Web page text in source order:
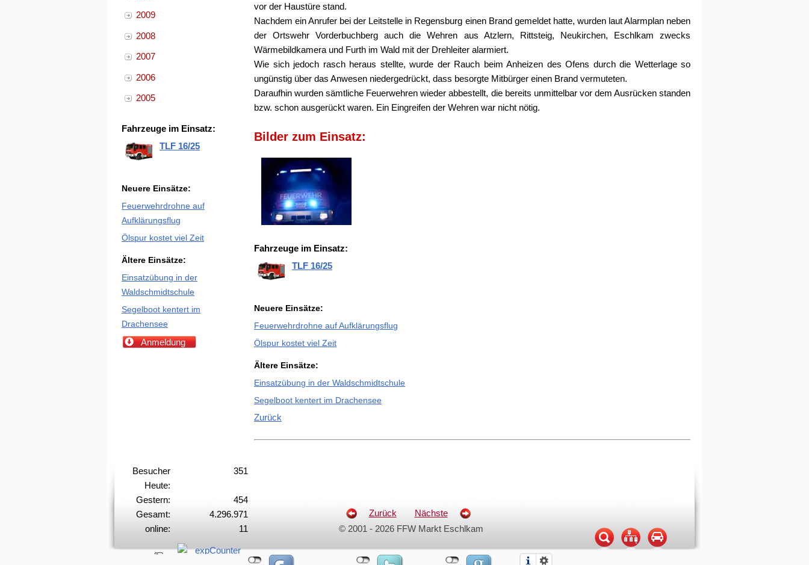
vor der Haustüre stand.
Nachdem ein Anrufer bei der Leitstelle in Regensburg einen Brand gemeldet hatte, wurden laut Alarmplan neben
der Ortswehr Vorderbuchberg auch die Wehren aus Atzlern, Rittsteig, Neukirchen, Eschlkam zwecks
Wärmebildkamera und Furth im Wald mit der Drehleiter alarmiert.
Wie sich jedoch rasch heraus stellte, wurde der Rauch beim Anheizen des Ofens durch die Wetterlage so
ungünstig über das Anwesen niedergedrückt, dass besorgte Mitbürger einen Brand vermuteten.
Daraufhin wurden sämtliche Feuerwehren wieder abbestellt, die bereits unmittelbar vor dem Ausrücken standen
bzw. schon ausgerückt waren. Ein Eingreifen der Wehren war nicht nötig.
Bilder zum Einsatz:
Fahrzeuge im Einsatz:
TLF 16/25
Neuere Einsätze:
Feuerwehrdrohne auf Aufklärungsflug
Ölspur kostet viel Zeit
Ältere Einsätze:
Einsatzübung in der Waldschmidtschule
Segelboot kentert im Drachensee
Zurück
2009
2008
2007
2006
2005
Fahrzeuge im Einsatz:
TLF 16/25
Neuere Einsätze:
Feuerwehrdrohne auf
Aufklärungsflug
Ölspur kostet viel Zeit
Ältere Einsätze:
Einsatzübung in der
Waldschmidtschule
Segelboot kentert im
Drachensee
Anmeldung
Besucher
Heute:
351
Gestern:
454
Gesamt:
4.296.971
online:
11
Zurück
Nächste
© 2001 - 2026 FFW Markt Eschlkam